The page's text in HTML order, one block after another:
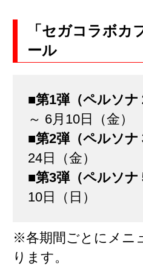
「セガコラボ
ール
■第1弾（ペルソナ
～ 6月10日（金）
■第2弾（ペルソナ
24日（金）
■第3弾（ペルソナ
10日（日）
※各期間ごとにメニ
ります。